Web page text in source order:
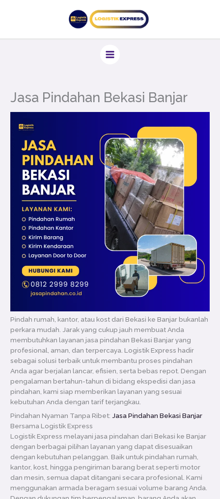
Jasa Pindahan Bekasi Banjar
Pindah rumah, kantor, atau kost dari Bekasi ke Banjar bukanlah
perkara mudah. Jarak yang cukup jauh membuat Anda
membutuhkan layanan jasa pindahan Bekasi Banjar yang
profesional, aman, dan terpercaya. Logistik Express hadir
sebagai solusi terbaik untuk membantu proses pindahan
Anda agar berjalan lancar, efisien, serta bebas repot. Dengan
pengalaman bertahun-tahun di bidang ekspedisi dan jasa
pindahan, kami siap memberikan layanan yang sesuai
kebutuhan Anda dengan tarif terjangkau.
Pindahan Nyaman Tanpa Ribet:Jasa Pindahan Bekasi Banjar
Bersama Logistik Express
Logistik Express melayani jasa pindahan dari Bekasi ke Banjar
dengan berbagai pilihan layanan yang dapat disesuaikan
dengan kebutuhan pelanggan. Baik untuk pindahan rumah,
kantor, kost, hingga pengiriman barang berat seperti motor
dan mesin, semua dapat ditangani secara profesional. Kami
menggunakan armada beragam sesuai volume barang Anda.